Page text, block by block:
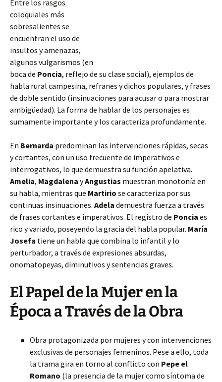
Entre los rasgos
coloquiales más
sobresalientes se
encuentran el uso de
insultos y amenazas,
algunos vulgarismos (en
boca de Poncia, reflejo de su clase social), ejemplos de
habla rural campesina, refranes y dichos populares, y frases
de doble sentido (insinuaciones para acusar o para mostrar
ambigüedad). La forma de hablar de los personajes es
sumamente importante y los caracteriza profundamente.
En Bernarda predominan las intervenciones rápidas, secas
y cortantes, con un uso frecuente de imperativos e
interrogativos, lo que demuestra su función apelativa.
Amelia, Magdalena yAngustias muestran monotonía en
su habla, mientras que Martirio se caracteriza por sus
continuas insinuaciones. Adela demuestra fuerza a través
de frases cortantes e imperativos. El registro de Poncia es
rico y variado, poseyendo la gracia del habla popular. María
Josefa tiene un habla que combina lo infantil y lo
perturbador, a través de expresiones absurdas,
onomatopeyas, diminutivos y sentencias graves.
El Papel de la Mujer en la
Época a Través de la Obra
Obra protagonizada por mujeres y con intervenciones
exclusivas de personajes femeninos. Pese a ello, toda
la trama gira en torno al conflicto con Pepe el
Romano (la presencia de la mujer como síntoma de